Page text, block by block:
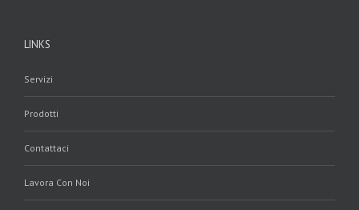
LINKS
Servizi
Prodotti
Contattaci
Lavora Con Noi